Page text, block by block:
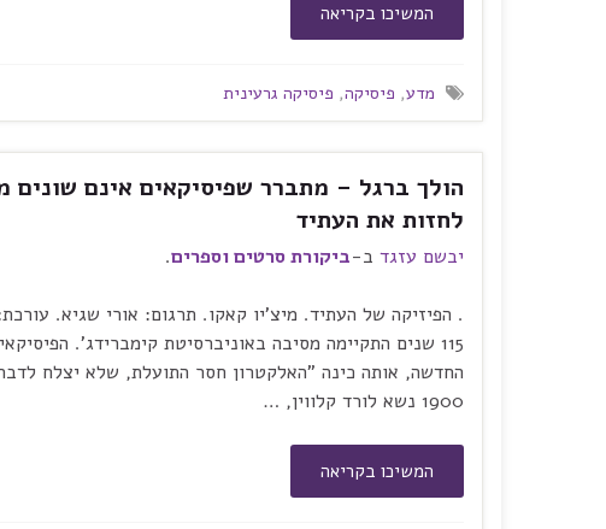
המשיכו בקריאה
מדע, פיסיקה, פיסיקה גרעינית
הולך ברגל – מתברר שפיסיקאים אינם
לחזות את העתיד
יבשם עזגד ב-ביקורת סרטים וספרים.
115 שנים התקיימה מסיבה באוניברסיטת קימברידג'.
1900 נשא לורד קלווין, …
המשיכו בקריאה